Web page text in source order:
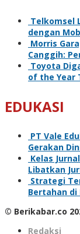
Telkomsel
dengan
Morris
Canggih:
Toyota
of the Year
EDUKASI
PT Vale
Gerakan
Kelas
Libatkan
Strategi
Bertahan di
© Berikabar.co
Redaksi